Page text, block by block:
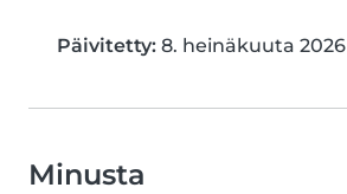
Päivitetty: 8. heinäkuuta 2026
Minusta